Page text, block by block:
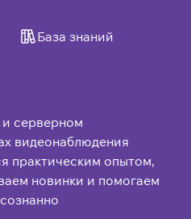
серверном
видеонаблюдения
практическим опытом,
новинки и помогаем
База знаний